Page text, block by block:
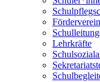
Lehrkräfte